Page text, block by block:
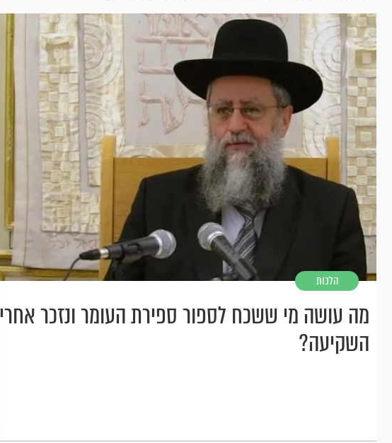
הלכות
מה עושה מי ששכח לספור ספירת העומר ונזכר אחרי
השקיעה?